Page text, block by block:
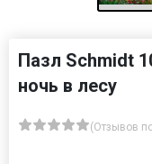
Пазл Schmidt
ночь в лесу
(Отзывов